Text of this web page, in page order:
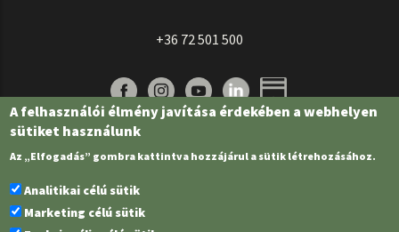
+36 72 501 500
A felhasználói élmény javítása érdekében a webhelyen
sütiket használunk
Az „Elfogadás” gombra kattintva hozzájárul a sütik létrehozásához.
Analitikai célú sütik
Marketing célú sütik